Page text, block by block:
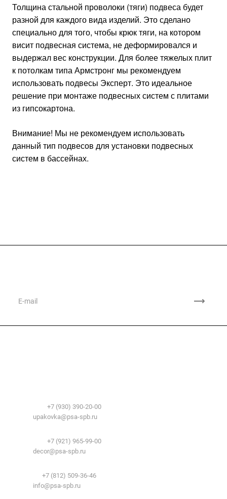
Толщина стальной проволоки (тяги) подвеса будет
разной для каждого вида изделий. Это сделано
специально для того, чтобы крюк тяги, на котором
висит подвесная система, не деформировался и
выдержал вес конструкции. Для более тяжелых плит
к потолкам типа Армстронг мы рекомендуем
использовать подвесы Эксперт. Это идеальное
решение при монтаже подвесных систем с плитами
из гипсокартона.
Внимание! Мы не рекомендуем использовать
данный тип подвесов для установки подвесных
систем в бассейнах.
Реквизиты
Вопрос-ответ
+7 (930) 390-20-00
upakovka@psa-spb.ru
+7 (921) 965-99-00
decor@psa-spb.ru
+7 (812) 509-36-46
info@psa-spb.ru